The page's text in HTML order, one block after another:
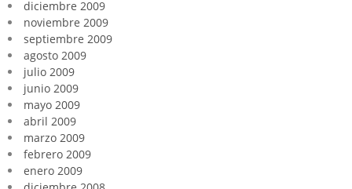
diciembre 2009
noviembre 2009
septiembre 2009
agosto 2009
julio 2009
junio 2009
mayo 2009
abril 2009
marzo 2009
febrero 2009
enero 2009